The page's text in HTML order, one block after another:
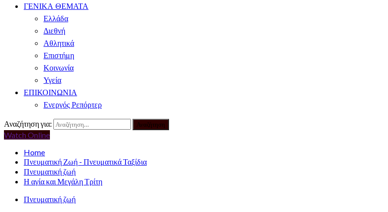
ΓΕΝΙΚΑ ΘΕΜΑΤΑ
Ελλάδα
Διεθνή
Αθλητικά
Επιστήμη
Κοινωνία
Υγεία
ΕΠΙΚΟΙΝΩΝΙΑ
Ενεργός Ρεπόρτερ
Αναζήτηση για:
Watch Online
Home
Πνευματική Ζωή - Πνευματικά Ταξίδια
Πνευματική ζωή
Η αγία και Μεγάλη Τρίτη
Πνευματική ζωή